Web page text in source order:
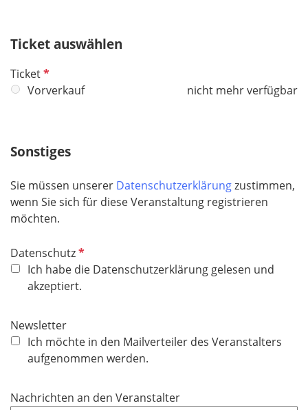
l
Ticket auswählen
TicketP
f
h
f
e
l
Vorverkauf nicht mehr verfügbar
Sonstiges
Sie müssen unserer Datenschutzerklärungzustimmen,
wenn Sie sich für diese Veranstaltung registrieren
möchten.
DatenschutzP
f
l
h
l
Ich habe die Datenschutzerklärung gelesen und
akzeptiert.
Newsletter
Ich möchte in den Mailverteiler des Veranstalters
aufgenommen werden.
Nachrichten an den Veranstalter